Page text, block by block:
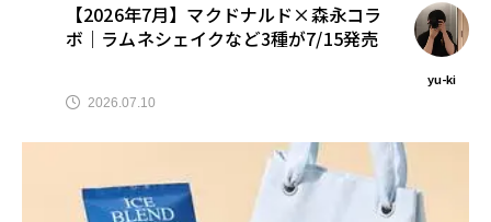
【2026年7月】マクドナルド×森永コラ
ボ｜ラムネシェイクなど3種が7/15発売
yu-ki
2026.07.10